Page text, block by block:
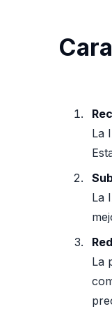
La
La
La